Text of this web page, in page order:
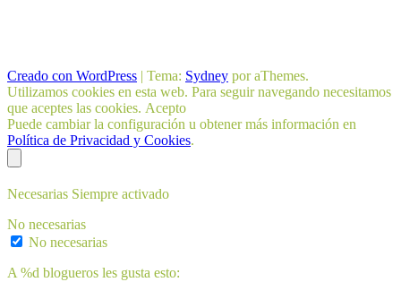
Creado con WordPress | Tema: Sydney por aThemes.
Utilizamos cookies en esta web. Para seguir navegando necesitamos
que aceptes las cookies. Acepto
Puede cambiar la configuración u obtener más información en
Política de Privacidad y Cookies.
Necesarias Siempre activado
No necesarias
No necesarias
A %d blogueros les gusta esto: